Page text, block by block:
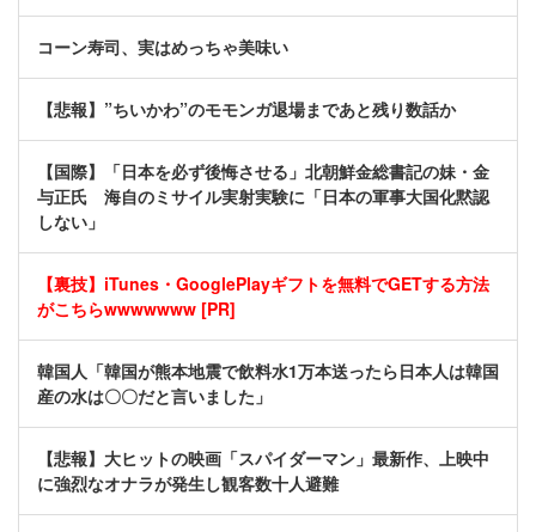
コーン寿司、実はめっちゃ美味い
【悲報】”ちいかわ”のモモンガ退場まであと残り数話か
【国際】「日本を必ず後悔させる」北朝鮮金総書記の妹・金
与正氏 海自のミサイル実射実験に「日本の軍事大国化黙認
しない」
【裏技】iTunes・GooglePlayギフトを無料でGETする方法
がこちらwwwwwww [PR]
韓国人「韓国が熊本地震で飲料水1万本送ったら日本人は韓国
産の水は〇〇だと言いました」
【悲報】大ヒットの映画「スパイダーマン」最新作、上映中
に強烈なオナラが発生し観客数十人避難